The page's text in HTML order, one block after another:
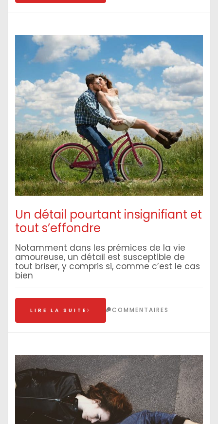
Un détail pourtant insignifiant et
tout s’effondre
Notamment dans les prémices de la vie
amoureuse, un détail est susceptible de
tout briser, y compris si, comme c’est le cas
bien
LIRE LA SUITE COMMENTAIRES